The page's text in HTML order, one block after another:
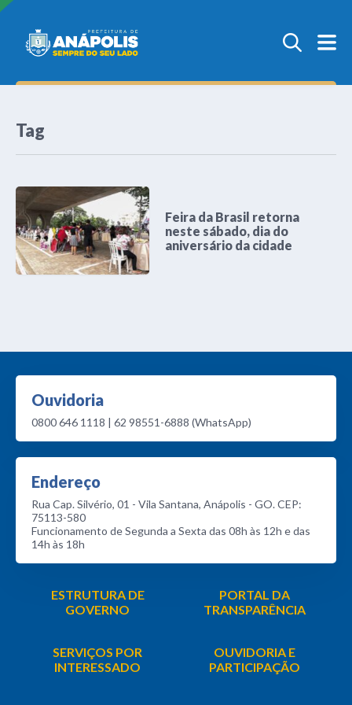
Tag
Feira da Brasil retorna
neste sábado, dia do
aniversário da cidade
Ouvidoria
0800 646 1118 | 62 98551-6888 (WhatsApp)
Endereço
Rua Cap. Silvério, 01 - Vila Santana, Anápolis - GO. CEP:
75113-580
Funcionamento de Segunda a Sexta das 08h às 12h e das
14h às 18h
ESTRUTURA DE
GOVERNO
PORTAL DA
TRANSPARÊNCIA
SERVIÇOS POR
INTERESSADO
OUVIDORIA E
PARTICIPAÇÃO